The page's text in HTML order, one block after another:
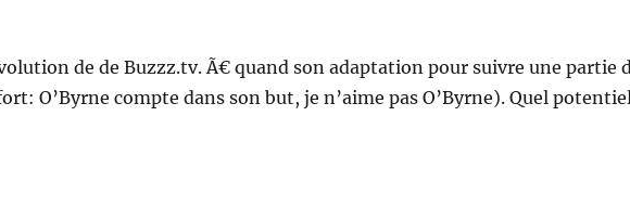
de de Buzzz.tv. Ã€ quand son adaptation pour suivre une partie
O’Byrne compte dans son but, je n’aime pas O’Byrne). Quel